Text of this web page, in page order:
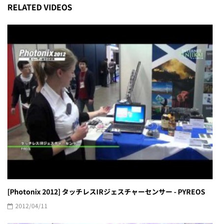
RELATED VIDEOS
[Photonix 2012] タッチレスIRジェスチャーセンサー - PYREOS
2012/04/11